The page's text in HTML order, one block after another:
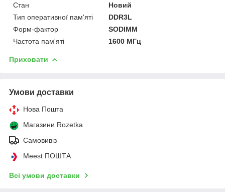
Стан
Новий
Тип оперативної пам'яті
DDR3L
Форм-фактор
SODIMM
Частота пам'яті
1600 МГц
Приховати
Умови доставки
Нова Пошта
Магазини Rozetka
Самовивіз
Meest ПОШТА
Всі умови доставки